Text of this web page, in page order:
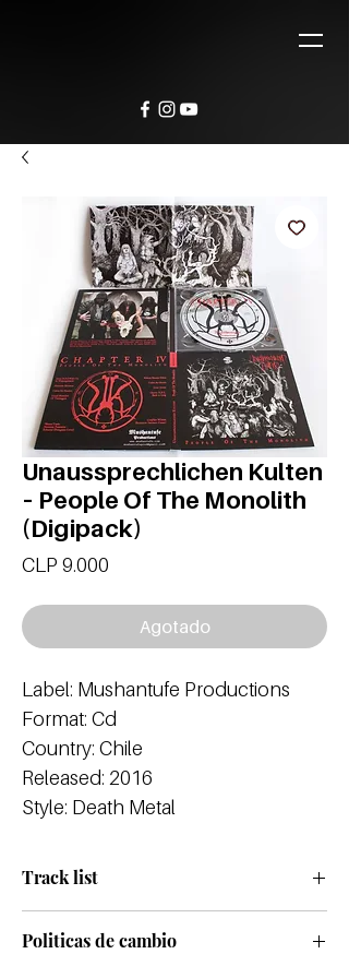
Unaussprechlichen Kulten
‎– People Of The Monolith
(Digipack)
CLP 9.000
Agotado
Label: Mushantufe Productions
Format: Cd
Country: Chile
Released: 2016
Style: Death Metal
Track list
1.- Intro: H.P.L. Wake Up In Walpurgisnacht
Politicas de cambio